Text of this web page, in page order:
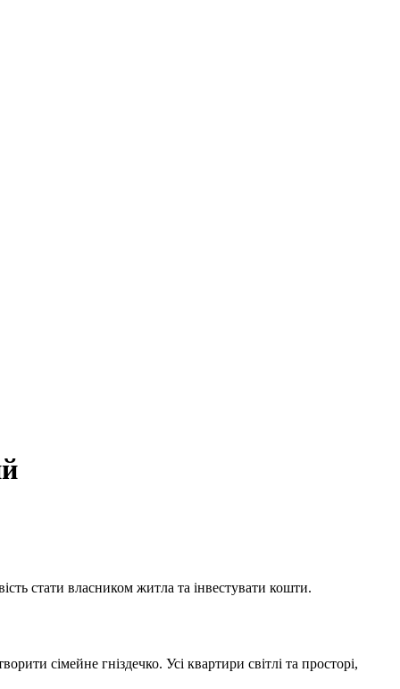
стати власником житла та інвестувати кошти.
сімейне гніздечко. Усі квартири світлі та просторі,